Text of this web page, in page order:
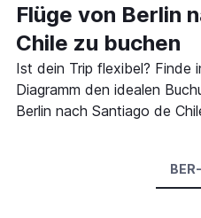
Flüge von Berlin
Chile zu buchen
Ist dein Trip flexibel? Finde
Diagramm den idealen
Berlin nach Santiago de